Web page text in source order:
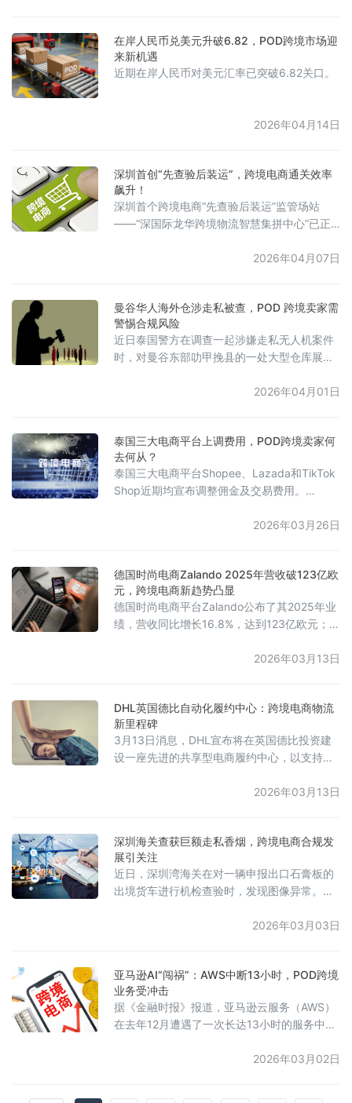
例如，在时尚品类中，常规尺寸商品的免运费
服务费将从1.5%上调至2%，最高收取40000
印尼盾；特殊尺寸商品的服务费将提高至
在岸人民币兑美元升破6.82，POD跨境市场迎
来新机遇
近期在岸人民币对美元汇率已突破6.82关口。
2026年04月14日
深圳首创“先查验后装运”，跨境电商通关效率
飙升！
深圳首个跨境电商“先查验后装运”监管场站
——“深国际龙华跨境物流智慧集拼中心”已正
货物以散件形式进入场站，完成所有通关查验
智慧卡口及赋码追溯等技术，为每批货物生
成“数字身份证”，实现全流程可视化追溯。同
时，配备智能货架、自动分拣线及AGV机器
人，实现高效协同。深圳市商务局负责
2026年04月07日
曼谷华人海外仓涉走私被查，POD 跨境卖家需
警惕合规风险
近日泰国警方在调查一起涉嫌走私无人机案件
时，对曼谷东部叻甲挽县的一处大型仓库展开
售进口无人机时，追踪到货物储存在该仓库
品、食品以及各类电子产品。警方表示，该仓
库主要用于存储从中国进口的商品，仓库工作
人员能够使用中文，初步怀疑可能有华人参与
其中。由于该仓库可能为众多跨境卖家提供
2026年04月01日
泰国三大电商平台上调费用，POD跨境卖家何
去何从？
泰国三大电商平台Shopee、Lazada和TikTok
Shop近期均宣布调整佣金及交易费用。
了调整，多类商品佣金率上调，其中电子产品
Lazada也在4月7日对佣金及支付费用进行调
整，部分品类佣金率可达13%，并同步修改“免
运费上限”等附加服务的收费模式。T
2026年03月26日
德国时尚电商Zalando 2025年营收破123亿欧
元，跨境电商新趋势凸显
德国时尚电商平台Zalando公布了其2025年业
绩，营收同比增长16.8%，达到123亿欧元；调
增长15.6%。活跃客户数量达到6200万，创历
实现，比原计划提前一年。展望2026年，
Zalando预计调整后息税前利润将在6.6亿至
7.4亿欧元之间，并宣布了
2026年03月13日
DHL英国德比自动化履约中心：跨境电商物流
新里程碑
3月13日消息，DHL宣布将在英国德比投资建
设一座先进的共享型电商履约中心，以支持其
预计创造约450个就业岗位。该中心计划于
自动化技术，以提升电商订单处理的容量与效
率，从而满足在线零售及时尚电商持续增长的
需求，并有效应对季节性订单高峰。投入使用
后
2026年03月13日
深圳海关查获巨额走私香烟，跨境电商合规发
展引关注
近日，深圳湾海关在对一辆申报出口石膏板的
出境货车进行机检查验时，发现图像异常。经
精心改造为暗格，夹藏了大量未申报的香烟。
2026年03月03日
亚马逊AI“闯祸”：AWS中断13小时，POD跨境
业务受冲击
据《金融时报》报道，亚马逊云服务（AWS）
在去年12月遭遇了一次长达13小时的服务中断
Kiro的异常操作。事件发生时，工程师使用Kiro
2026年03月02日